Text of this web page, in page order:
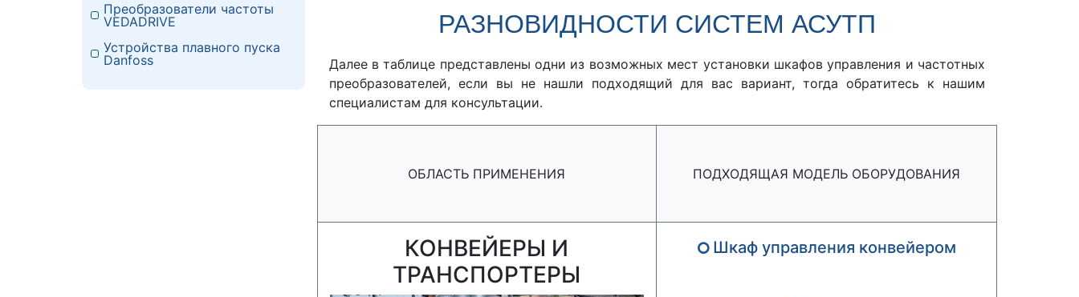
РАЗНОВИДНОСТИ СИСТЕМ АСУТП
Далее в таблице представлены одни из возможных мест установки шкафов управления и частотных
преобразователей, если вы не нашли подходящий для вас вариант, тогда обратитесь к нашим
специалистам для консультации.
ОБЛАСТЬ ПРИМЕНЕНИЯ ПОДХОДЯЩАЯ МОДЕЛЬ ОБОРУДОВАНИЯ
КОНВЕЙЕРЫ И
ТРАНСПОРТЕРЫ
Шкаф управления конвейером
Преобразователи частоты
VEDADRIVE
Устройства плавного пуска
Danfoss